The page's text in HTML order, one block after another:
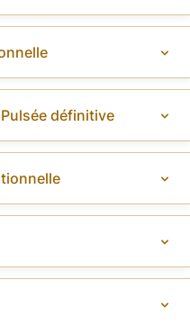
définitive